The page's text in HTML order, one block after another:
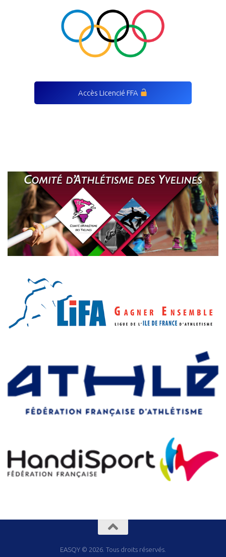
Accès Licencié FFA
EASQY © 2026. Tous droits réservés.